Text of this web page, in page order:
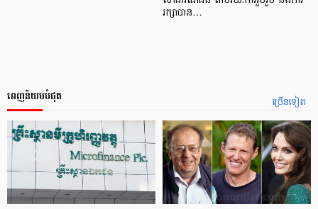
រក្សាបាន…
ច្រើនទៀត
ពេញនិយមបំផុត